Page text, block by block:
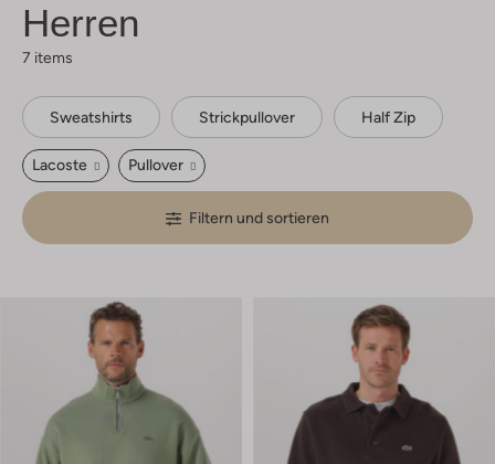
Herren
7 items
Sweatshirts Strickpullover Half Zip
Lacoste Pullover
Filtern und sortieren